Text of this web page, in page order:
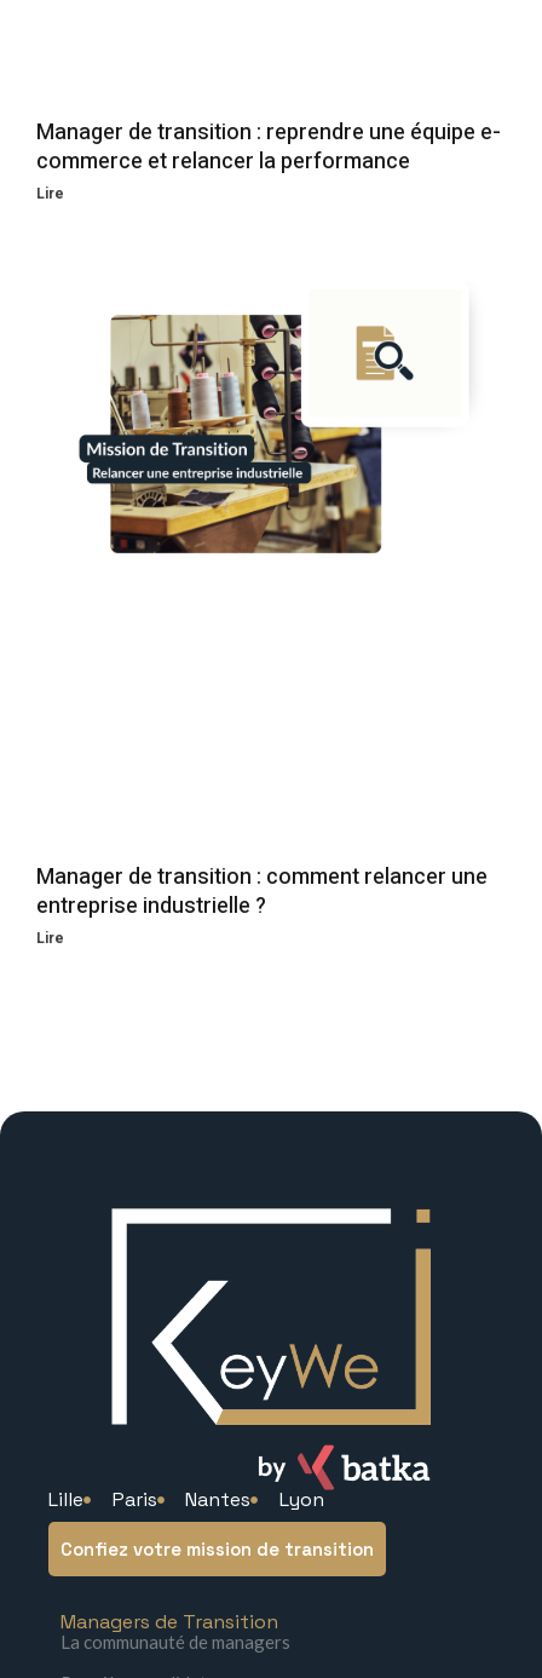
Manager de transition : reprendre une équipe e-
commerce et relancer la performance
Lire
Manager de transition : comment relancer une
entreprise industrielle ?
Lire
Lille Paris Nantes Lyon
Confiez votre mission de transition
Managers de Transition
La communauté de managers